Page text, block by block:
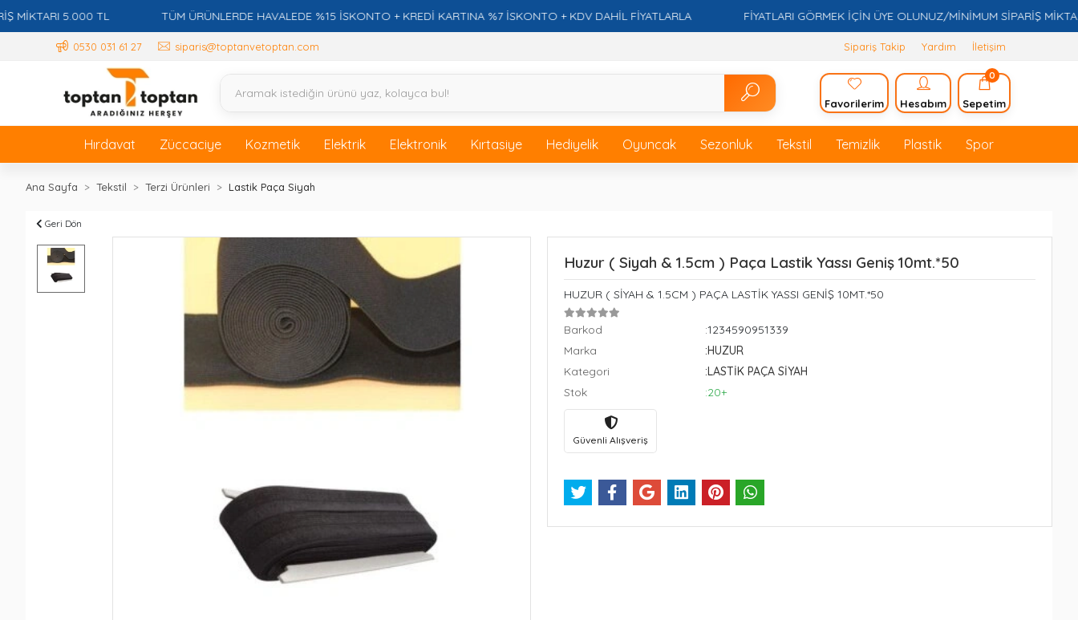
5.000 TL TÜM ÜRÜNLERDE HAVALEDE %15 İSKONTO + KREDİ KARTINA %7 İSKONTO + KDV DAHİL FİYATLARLA FİYATLARI GÖRMEK İÇİN ÜYE OLUNUZ/MİNİMUM SİPARİŞ MİKTARI
0530 031 61 27 siparis@toptanvetoptan.com Sipariş Takip Yardım İletişim
Favorilerim Hesabım
0
Sepetim
Hırdavat Züccaciye Kozmetik Elektrik Elektronik Kırtasiye Hediyelik Oyuncak Sezonluk Tekstil Temizlik Plastik Spor
Ana Sayfa Tekstil Terzi Ürünleri Lastik Paça Siyah
Geri Dön
Huzur ( Siyah & 1.5cm ) Paça Lastik Yassı Geniş 10mt.*50
HUZUR ( SİYAH & 1.5CM ) PAÇA LASTİK YASSI GENİŞ 10MT.*50
Barkod
:1234590951339
Marka
:HUZUR
Kategori
:LASTİK PAÇA SİYAH
Stok
:20+
Güvenli Alışveriş